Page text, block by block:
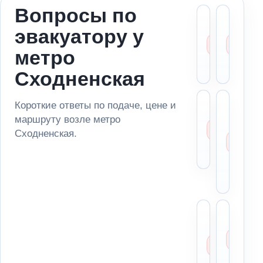
Вопросы по
эвакуатору у
метро
Сходненская
Короткие ответы по подаче, цене и
маршруту возле метро
Сходненская.